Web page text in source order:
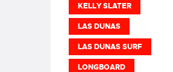
KELLY SLATER
LAS DUNAS
LAS DUNAS SURF
LONGBOARD